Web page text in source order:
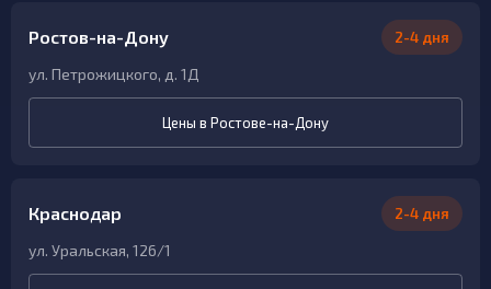
Ростов-на-Дону 2-4 дня
ул. Петрожицкого, д. 1Д
Цены в Ростове-на-Дону
Краснодар 2-4 дня
ул. Уральская, 126/1